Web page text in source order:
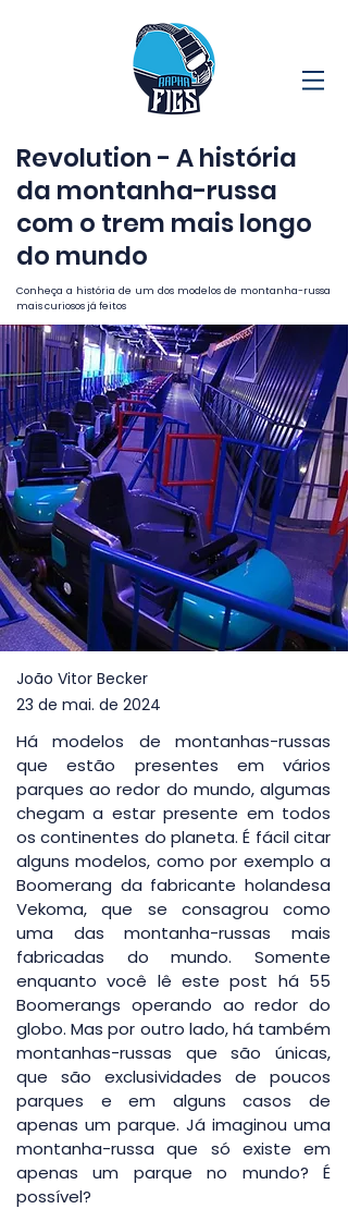
Revolution - A história
da montanha-russa
com o trem mais longo
do mundo
Conheça a história de um dos modelos de montanha-russa
mais curiosos já feitos
João Vitor Becker
23 de mai. de 2024
Há modelos de montanhas-russas
que estão presentes em vários
parques ao redor do mundo, algumas
chegam a estar presente em todos
os continentes do planeta. É fácil citar
alguns modelos, como por exemplo a
Boomerang da fabricante holandesa
Vekoma, que se consagrou como
uma das montanha-russas mais
fabricadas do mundo. Somente
enquanto você lê este post há 55
Boomerangs operando ao redor do
globo. Mas por outro lado, há também
montanhas-russas que são únicas,
que são exclusividades de poucos
parques e em alguns casos de
apenas um parque. Já imaginou uma
montanha-russa que só existe em
apenas um parque no mundo? É
possível?